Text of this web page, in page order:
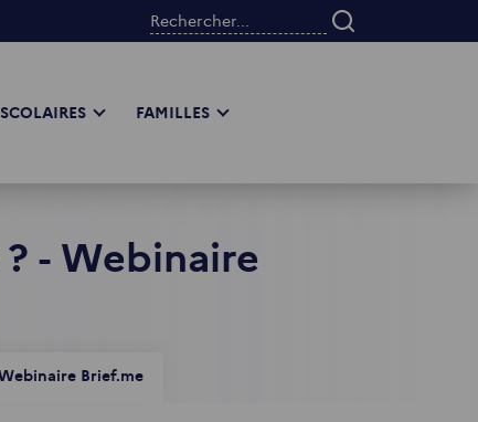
Rechercher...
FAMILLES
- Webinaire
Brief.me